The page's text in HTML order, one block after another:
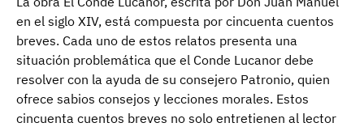
en el siglo XIV, está compuesta por cincuenta cuentos
breves. Cada uno de estos relatos presenta una
situación problemática que el Conde Lucanor debe
resolver con la ayuda de su consejero Patronio, quien
ofrece sabios consejos y lecciones morales. Estos
cincuenta cuentos breves no solo entretienen al lector